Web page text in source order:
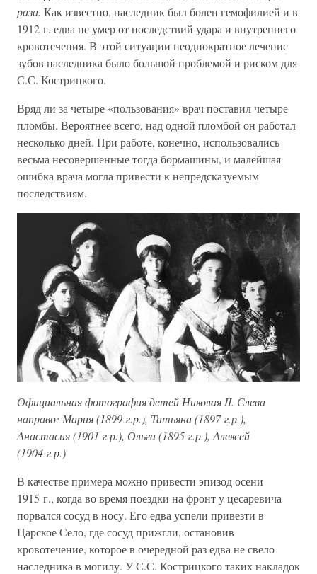
раза. Как известно, наследник был болен гемофилией и в
1912 г. едва не умер от последствий удара и внутреннего
кровотечения. В этой ситуации неоднократное лечение
зубов наследника было большой проблемой и риском для
С.С. Кострицкого.
Вряд ли за четыре «пользования» врач поставил четыре
пломбы. Вероятнее всего, над одной пломбой он работал
несколько дней. При работе, конечно, использовались
весьма несовершенные тогда бормашины, и малейшая
ошибка врача могла привести к непредсказуемым
последствиям.
Официальная фотография детей Николая II. Слева
направо: Мария (1899 г.р.), Татьяна (1897 г.р.),
Анастасия (1901 г.р.), Ольга (1895 г.р.), Алексей
(1904 г.р.)
В качестве примера можно привести эпизод осени
1915 г., когда во время поездки на фронт у цесаревича
порвался сосуд в носу. Его едва успели привезти в
Царское Село, где сосуд прижгли, остановив
кровотечение, которое в очередной раз едва не свело
наследника в могилу. У С.С. Кострицкого таких накладок